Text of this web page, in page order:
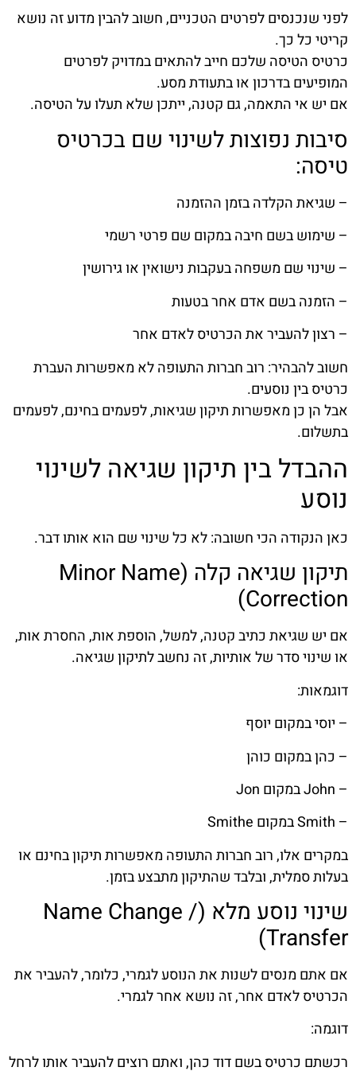
לפני שנכנסים לפרטים הטכניים, חשוב להבין מדוע זה נושא
קריטי כל כך.
כרטיס הטיסה שלכם חייב להתאים במדויק לפרטים
המופיעים בדרכון או בתעודת מסע.
אם יש אי התאמה, גם קטנה, ייתכן שלא תעלו על הטיסה.
סיבות נפוצות לשינוי שם בכרטיס
טיסה:
– שגיאת הקלדה בזמן ההזמנה
– שימוש בשם חיבה במקום שם פרטי רשמי
– שינוי שם משפחה בעקבות נישואין או גירושין
– הזמנה בשם אדם אחר בטעות
– רצון להעביר את הכרטיס לאדם אחר
חשוב להבהיר: רוב חברות התעופה לא מאפשרות העברת
כרטיס בין נוסעים.
אבל הן כן מאפשרות תיקון שגיאות, לפעמים בחינם, לפעמים
בתשלום.
ההבדל בין תיקון שגיאה לשינוי
נוסע
כאן הנקודה הכי חשובה: לא כל שינוי שם הוא אותו דבר.
תיקון שגיאה קלה (Minor Name
Correction)
אם יש שגיאת כתיב קטנה, למשל, הוספת אות, החסרת אות,
או שינוי סדר של אותיות, זה נחשב לתיקון שגיאה.
דוגמאות:
– יוסי במקום יוסף
– כהן במקום כוהן
– John במקום Jon
– Smith במקום Smithe
במקרים אלו, רוב חברות התעופה מאפשרות תיקון בחינם או
בעלות סמלית, ובלבד שהתיקון מתבצע בזמן.
שינוי נוסע מלא (Name Change /
Transfer)
אם אתם מנסים לשנות את הנוסע לגמרי, כלומר, להעביר את
הכרטיס לאדם אחר, זה נושא אחר לגמרי.
דוגמה:
רכשתם כרטיס בשם דוד כהן, ואתם רוצים להעביר אותו לרחל